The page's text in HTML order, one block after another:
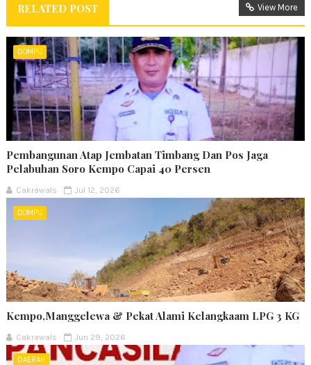
RELATED POST View More
DOMPU
Pembangunan Atap Jembatan Timbang Dan Pos Jaga
Pelabuhan Soro Kempo Capai 40 Persen
Cakrawals Jul 12, 2026
DOMPU
Kempo,Manggelewa & Pekat Alami Kelangkaam LPG 3 KG
Cakrawals Jun 29, 2026
DAERAH